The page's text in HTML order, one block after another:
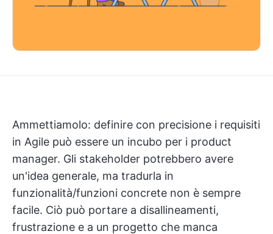
Ammettiamolo: definire con precisione i requisiti
in Agile può essere un incubo per i product
manager. Gli stakeholder potrebbero avere
un'idea generale, ma tradurla in
funzionalità/funzioni concrete non è sempre
facile. Ciò può portare a disallineamenti,
frustrazione e a un progetto che manca